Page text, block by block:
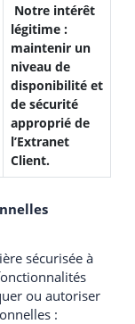
Notre intérêt
légitime :
maintenir un
niveau de
disponibilité et
de sécurité
approprié de
l’Extranet
Client.
sécurisée à
ou autoriser
: